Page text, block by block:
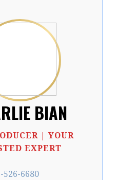
BIAN
| YOUR
EXPERT
526-6680